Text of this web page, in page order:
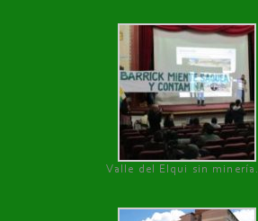
Valle del Elqui sin minería.